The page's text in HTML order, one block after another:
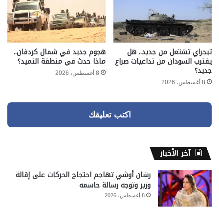
تيجراي تشتعل من جديد.. هل
يقترب السودان من تداعيات صراع
جديد؟
8 أغسطس، 2026
هجوم جديد في شمال كردفان..
ماذا حدث في منطقة التميد؟
8 أغسطس، 2026
اكتب تعليقك
آخر الأخبار
رشان أوشي تهاجم احتجاج الحركات على إقالة
وزير وتوجه رسالة حاسمه
8 أغسطس، 2026